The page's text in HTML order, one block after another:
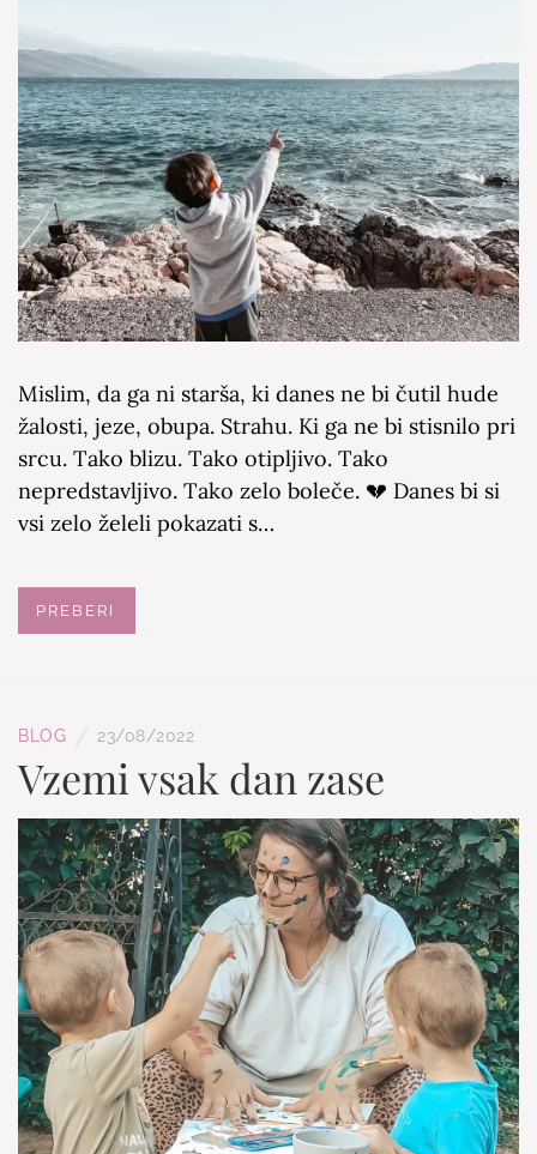
Mislim, da ga ni starša, ki danes ne bi čutil hude
žalosti, jeze, obupa. Strahu. Ki ga ne bi stisnilo pri
srcu. Tako blizu. Tako otipljivo. Tako
nepredstavljivo. Tako zelo boleče. 💔 Danes bi si
vsi zelo želeli pokazati s…
PREBERI
BLOG 23/08/2022
Vzemi vsak dan zase